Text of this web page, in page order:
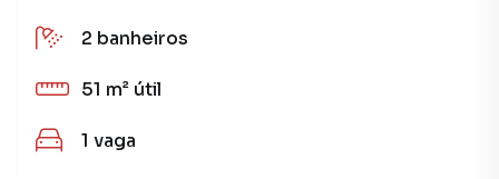
2 banheiros
51 m² útil
1 vaga